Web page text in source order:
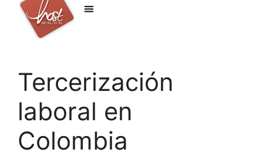
Tercerización
laboral en
Colombia